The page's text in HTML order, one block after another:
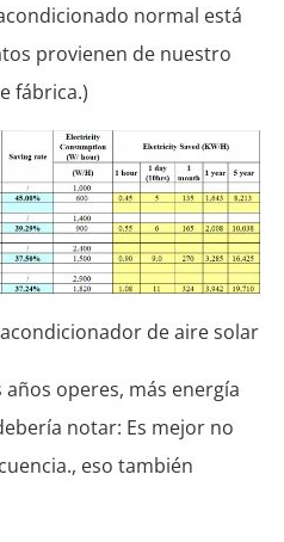
normal está
provienen de nuestro
fábrica.)
de aire solar
operes, más energía
notar: Es mejor no
eso también